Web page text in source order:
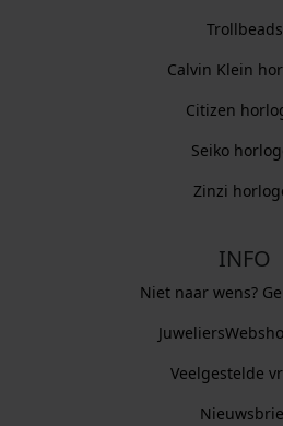
Trollbeads
Calvin Klein
Citizen
Seiko
Zinzi
INFO
Niet naar wens?
Veelgestelde